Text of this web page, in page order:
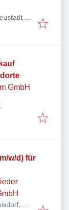
an
GmbH
w/d) für